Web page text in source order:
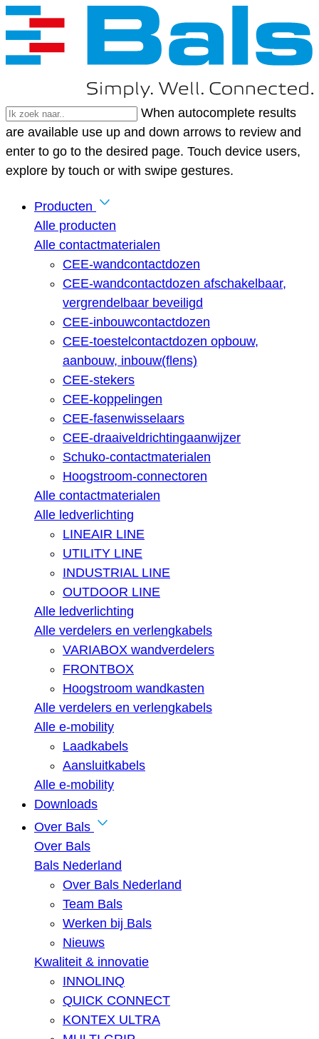
When autocomplete results
are available use up and down arrows to review and
enter to go to the desired page. Touch device users,
explore by touch or with swipe gestures.
Producten
Alle producten
Alle contactmaterialen
CEE-wandcontactdozen
CEE-wandcontactdozen afschakelbaar,
vergrendelbaar beveiligd
CEE-inbouwcontactdozen
CEE-toestelcontactdozen opbouw,
aanbouw, inbouw(flens)
CEE-stekers
CEE-koppelingen
CEE-fasenwisselaars
CEE-draaiveldrichtingaanwijzer
Schuko-contactmaterialen
Hoogstroom-connectoren
Alle contactmaterialen
Alle ledverlichting
LINEAIR LINE
UTILITY LINE
INDUSTRIAL LINE
OUTDOOR LINE
Alle ledverlichting
Alle verdelers en verlengkabels
VARIABOX wandverdelers
FRONTBOX
Hoogstroom wandkasten
Alle verdelers en verlengkabels
Alle e-mobility
Laadkabels
Aansluitkabels
Alle e-mobility
Downloads
Over Bals
Over Bals
Bals Nederland
Over Bals Nederland
Team Bals
Werken bij Bals
Nieuws
Kwaliteit & innovatie
INNOLINQ
QUICK CONNECT
KONTEX ULTRA